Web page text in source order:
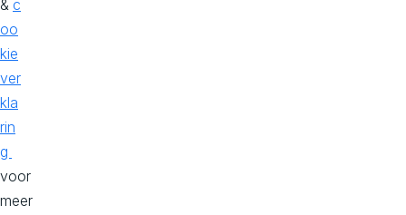
Composable
& c
oo
kie
ver
kla
rin
g
voor
meer